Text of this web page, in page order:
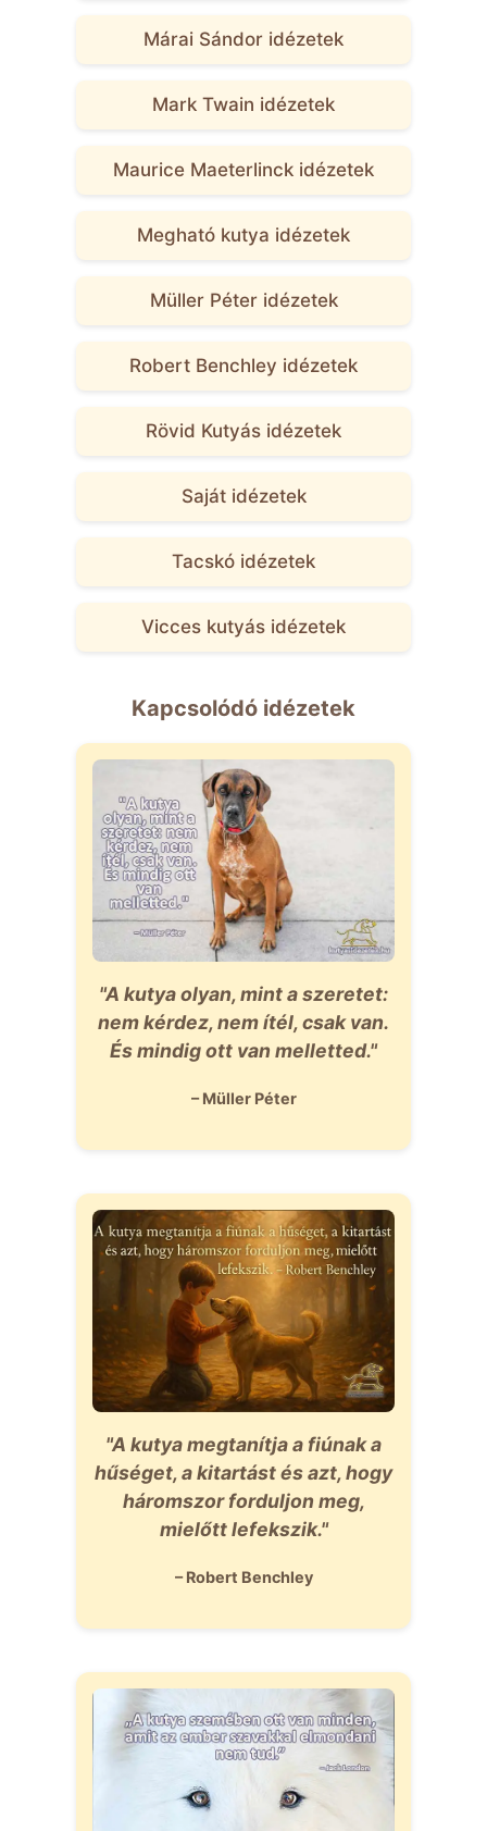
Márai Sándor idézetek
Mark Twain idézetek
Maurice Maeterlinck idézetek
Megható kutya idézetek
Müller Péter idézetek
Robert Benchley idézetek
Rövid Kutyás idézetek
Saját idézetek
Tacskó idézetek
Vicces kutyás idézetek
Kapcsolódó idézetek
"A kutya olyan, mint a szeretet:
nem kérdez, nem ítél, csak van.
És mindig ott van melletted."
– Müller Péter
"A kutya megtanítja a fiúnak a
hűséget, a kitartást és azt, hogy
háromszor forduljon meg,
mielőtt lefekszik."
– Robert Benchley